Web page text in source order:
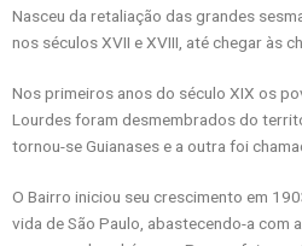
Nasceu da retaliação das grandes
nos séculos XVII e XVIII, até chegar às
Nos primeiros anos do século XIX os
Lourdes foram desmembrados do
tornou-se Guianases e a outra foi
O Bairro iniciou seu crescimento em
vida de São Paulo, abastecendo-a com